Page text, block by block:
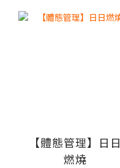
【體態管理】日日
燃燒